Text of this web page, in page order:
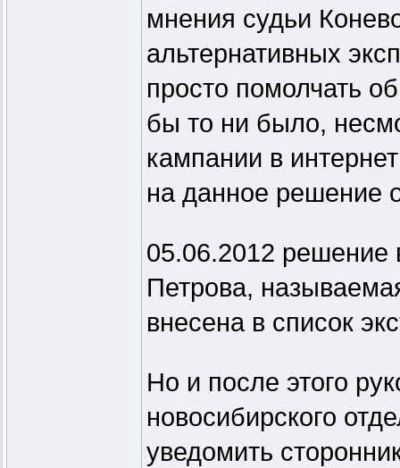
мнения судьи
альтернативных
просто помолчать
бы то ни было,
кампании в
на данное решение
05.06.2012 решение
Петрова,
внесена в список
Но и после этого
новосибирского
уведомить